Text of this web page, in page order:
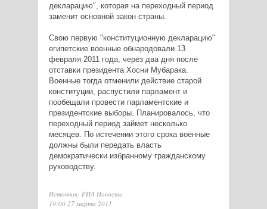
декларацию", которая на переходный период
заменит основной закон страны.
Свою первую "конституционную декларацию"
египетские военные обнародовали 13
февраля 2011 года, через два дня после
отставки президента Хосни Мубарака.
Военные тогда отменили действие старой
конституции, распустили парламент и
пообещали провести парламентские и
президентские выборы. Планировалось, что
переходный период займет несколько
месяцев. По истечении этого срока военные
должны были передать власть
демократически избранному гражданскому
руководству.
Источник: РИА Новости
19:00 27 марта 2011